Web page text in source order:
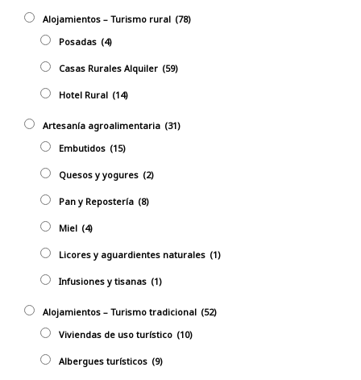
Alojamientos – Turismo rural (78)
Posadas (4)
Casas Rurales Alquiler (59)
Hotel Rural (14)
Artesanía agroalimentaria (31)
Embutidos (15)
Quesos y yogures (2)
Pan y Repostería (8)
Miel (4)
Licores y aguardientes naturales (1)
Infusiones y tisanas (1)
Alojamientos – Turismo tradicional (52)
Viviendas de uso turístico (10)
Albergues turísticos (9)